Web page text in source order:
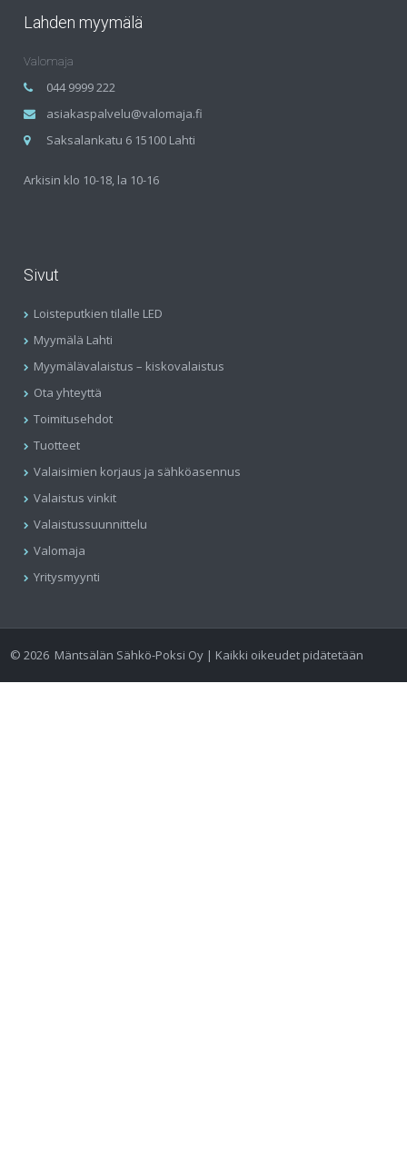
Lahden myymälä
Valomaja
044 9999 222
asiakaspalvelu@valomaja.fi
Saksalankatu 6 15100 Lahti
Arkisin klo 10-18, la 10-16
Sivut
Loisteputkien tilalle LED
Myymälä Lahti
Myymälävalaistus – kiskovalaistus
Ota yhteyttä
Toimitusehdot
Tuotteet
Valaisimien korjaus ja sähköasennus
Valaistus vinkit
Valaistussuunnittelu
Valomaja
Yritysmyynti
©2026 Mäntsälän Sähkö-Poksi Oy | Kaikki oikeudet pidätetään